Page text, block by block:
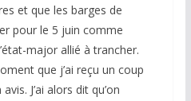
et que les barges de
pour le 5 juin comme
major allié à trancher.
que j’ai reçu un coup
J’ai alors dit qu’on